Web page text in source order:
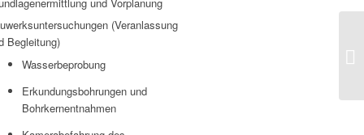
(Veranlassung
Begleitung)
Wasserbeprobung
Erkundungsbohrungen und
Bohrkernentnahmen